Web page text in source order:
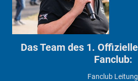
Das Team des 1.
Fanclub:
Fanclub